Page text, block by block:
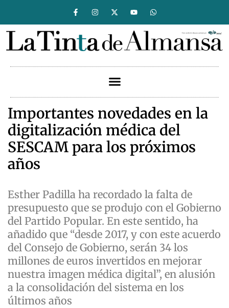
Importantes novedades en la
digitalización médica del
SESCAM para los próximos
años
Esther Padilla ha recordado la falta de
presupuesto que se produjo con el Gobierno
del Partido Popular. En este sentido, ha
añadido que “desde 2017, y con este acuerdo
del Consejo de Gobierno, serán 34 los
millones de euros invertidos en mejorar
nuestra imagen médica digital”, en alusión
a la consolidación del sistema en los
últimos años